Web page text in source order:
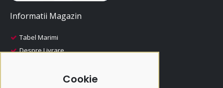
Cookie
Informatii Magazin
Tabel Marimi
Despre Livrare